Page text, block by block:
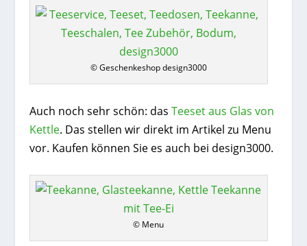
© Geschenkeshop design3000
Auch noch sehr schön: das Teeset aus Glas von
Kettle. Das stellen wir direkt im Artikel zu Menu
vor. Kaufen können Sie es auch bei design3000.
© Menu